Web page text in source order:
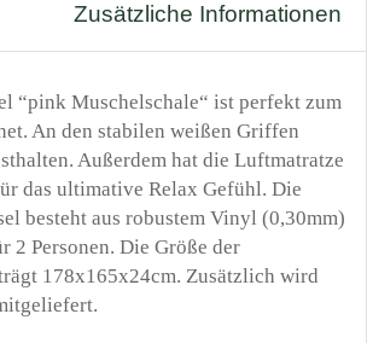
Zusätzliche Informationen
“pink Muschelschale“ ist perfekt zum
An den stabilen weißen Griffen
Außerdem hat die Luftmatratze
das ultimative Relax Gefühl. Die
besteht aus robustem Vinyl (0,30mm)
2 Personen. Die Größe der
178x165x24cm. Zusätzlich wird